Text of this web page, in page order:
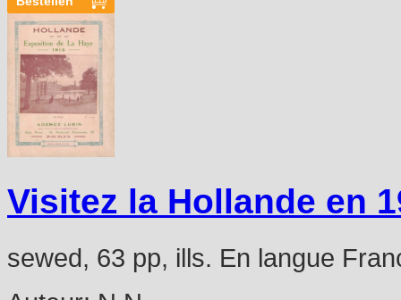
Visitez la Hollande en
sewed, 63 pp, ills. En langue